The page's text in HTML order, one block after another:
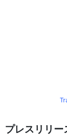
プレスリリー